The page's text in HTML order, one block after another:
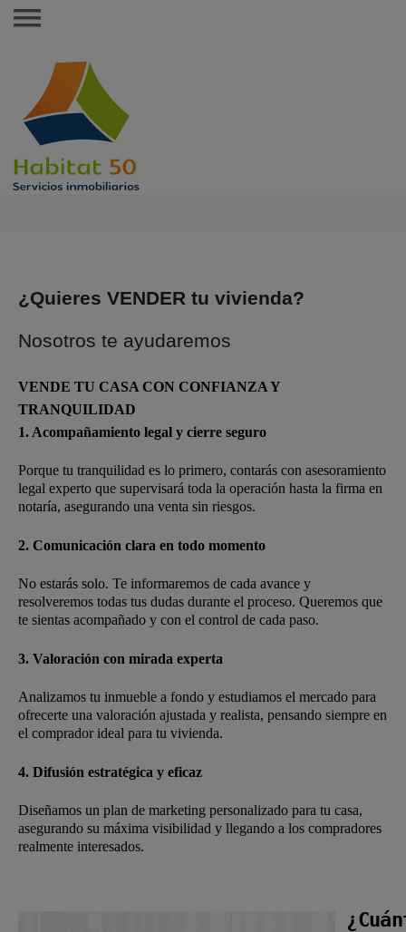
¿Quieres VENDER tu vivienda?
Nosotros te ayudaremos
VENDE TU CASA CON CONFIANZA Y
TRANQUILIDAD
1. Acompañamiento legal y cierre seguro
Porque tu tranquilidad es lo primero, contarás con asesoramiento
legal experto que supervisará toda la operación hasta la firma en
notaría, asegurando una venta sin riesgos.
2. Comunicación clara en todo momento
No estarás solo. Te informaremos de cada avance y
resolveremos todas tus dudas durante el proceso. Queremos que
te sientas acompañado y con el control de cada paso.
3. Valoración con mirada experta
Analizamos tu inmueble a fondo y estudiamos el mercado para
ofrecerte una valoración ajustada y realista, pensando siempre en
el comprador ideal para tu vivienda.
4. Difusión estratégica y eficaz
Diseñamos un plan de marketing personalizado para tu casa,
asegurando su máxima visibilidad y llegando a los compradores
realmente interesados.